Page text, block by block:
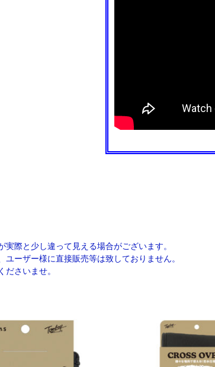
際と少し違って見える場合がございます。
ーザー様に直接販売等は致しておりません。
ださいませ。